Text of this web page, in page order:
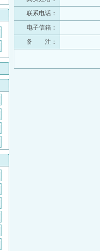
联系电话：
电子信箱：
备 注：